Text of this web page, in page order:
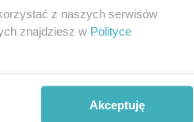
z naszych serwisów
znajdziesz w Polityce
Akceptuję